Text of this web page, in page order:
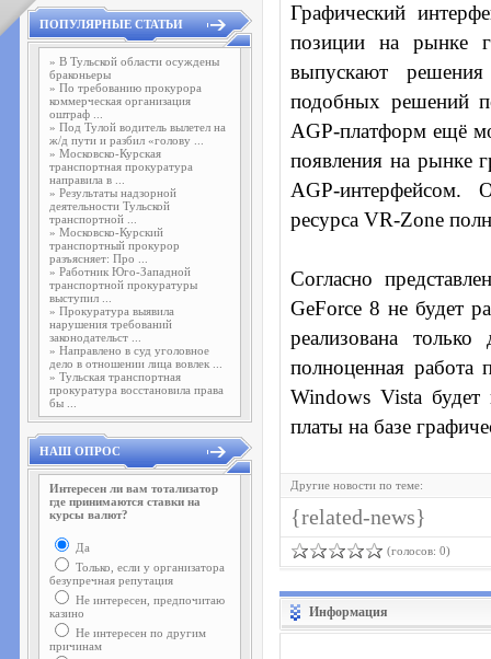
ПОПУЛЯРНЫЕ СТАТЬИ
» В Тульской области осуждены
браконьеры
» По требованию прокурора
коммерческая организация
оштраф ...
» Под Тулой водитель вылетел на
ж/д пути и разбил «голову ...
» Московско-Курская
транспортная прокуратура
направила в ...
» Результаты надзорной
деятельности Тульской
транспортной ...
» Московско-Курский
транспортный прокурор
разъясняет: Про ...
» Работник Юго-Западной
транспортной прокуратуры
выступил ...
» Прокуратура выявила
нарушения требований
законодательст ...
» Направлено в суд уголовное
дело в отношении лица вовлек ...
» Тульская транспортная
прокуратура восстановила права
бы ...
НАШ ОПРОС
Интересен ли вам тотализатор
где принимаются ставки на
курсы валют?
Да
Только, если у организатора
безупречная репутация
Не интересен, предпочитаю
казино
Не интересен по другим
причинам
Графический
позиции на рынке
выпускают
подобных решений
AGP-платформ ещё
появления на рынке
AGP-интерфейсом.
ресурса VR-Zone
Согласно
GeForce 8 не будет
реализована
полноценная работа
Windows Vista
платы на базе
Другие новости по теме:
{related-news}
(голосов: 0)
Информация